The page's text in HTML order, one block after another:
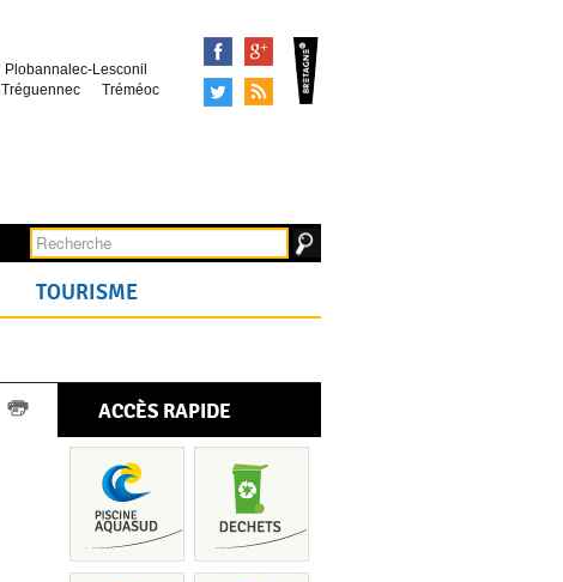
Plobannalec-Lesconil
Tréguennec Tréméoc
FacebookGoogle+
TweeterSyndication
TOURISME
ACCÈS RAPIDE